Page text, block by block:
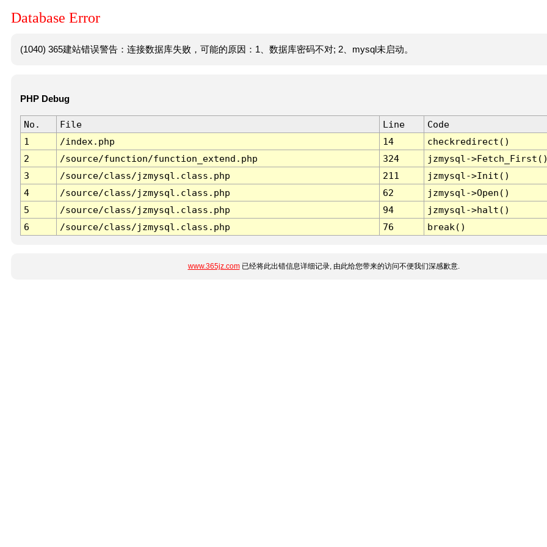
Database Error
(1040) 365建站错误警告：连接数据库失败，可能的原因：1、数据库密码不对; 2、mysql未启动。
PHP Debug
No. File Line
Code
1
/index.php 14
checkredirect()
2
/source/function/function_extend.php 324
jzmysql-
3
/source/class/jzmysql.class.php 211
jzmysql->Init()
4
/source/class/jzmysql.class.php 62
jzmysql->Open()
5
/source/class/jzmysql.class.php 94
jzmysql->halt()
6
/source/class/jzmysql.class.php 76 break()
www.365jz.com已经将此出错信息详细记录, 由此给您带来的访问不便我们深感歉意.